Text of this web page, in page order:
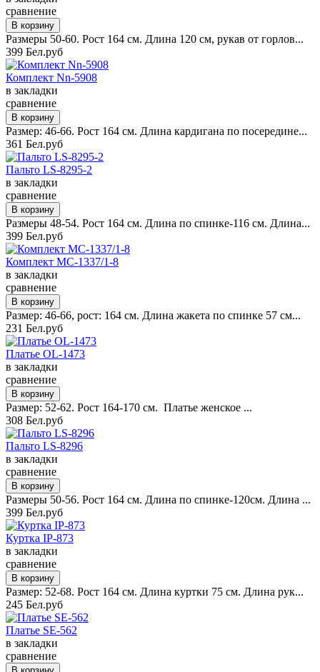
сравнение
Размеры 50-60. Рост 164 см. Длина 120 см, рукав от горлов...
399 Бел.руб
Комплект Nn-5908
в закладки
сравнение
Размер: 46-66. Рост 164 см. Длина кардигана по посередине...
361 Бел.руб
Пальто LS-8295-2
в закладки
сравнение
Размеры 48-54. Рост 164 см. Длина по спинке-116 см. Длина...
399 Бел.руб
Комплект MC-1337/1-8
в закладки
сравнение
Размер: 46-66, рост: 164 см. Длина жакета по спинке 57 см...
231 Бел.руб
Платье OL-1473
в закладки
сравнение
Размер: 52-62. Рост 164-170 см. Платье женское ...
308 Бел.руб
Пальто LS-8296
в закладки
сравнение
Размеры 50-56. Рост 164 см. Длина по спинке-120см. Длина ...
399 Бел.руб
Куртка IP-873
в закладки
сравнение
Размер: 52-68. Рост 164 см. Длина куртки 75 см. Длина рук...
245 Бел.руб
Платье SE-562
в закладки
сравнение